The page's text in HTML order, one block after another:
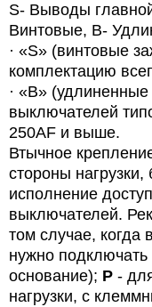
S- Выводы
Винтовые, B-
· «S» (винтовые
комплектацию
· «B»
выключателей
250AF и выше.
Втычное
стороны
исполнение
выключателей.
том случае, когда
нужно
основание); P -
нагрузки, с